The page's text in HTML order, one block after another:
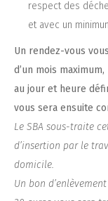
respect des
et avec un
Un rendez-vous
d’un mois
au jour et heure
vous sera ensuite
Le SBA sous-traite
d’insertion par le
domicile.
Un bon